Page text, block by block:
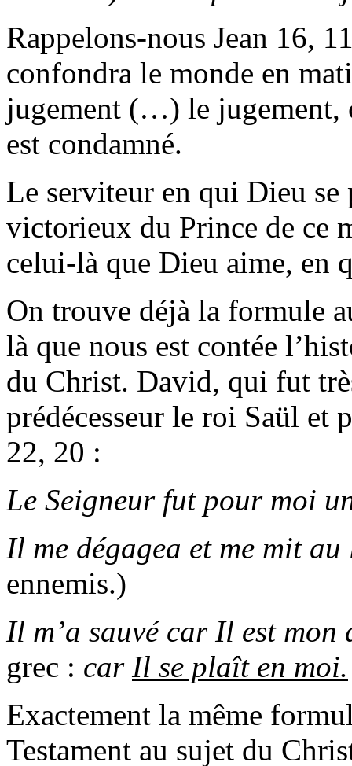
Rappelons-nous Jean 16,
confondra le monde en
jugement (…) le jugement,
est condamné.
Le serviteur en qui Dieu
victorieux du Prince de ce
celui-là que Dieu aime, en
On trouve déjà la formule
là que nous est contée
du Christ. David, qui fut
prédécesseur le roi Saül et
22, 20 :
Le Seigneur fut pour moi
Il me dégagea et me mit
ennemis.)
Il m’a sauvé car Il est
grec : car Il se plaît en moi.
Exactement la même
Testament au sujet du